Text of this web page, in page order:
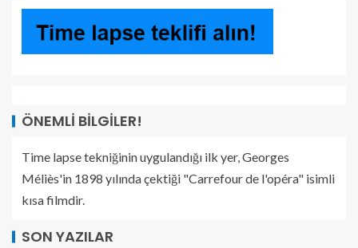
ÖNEMLI BILGILER!
Time lapse tekniğinin uygulandığı ilk yer, Georges
Méliès'in 1898 yılında çektiği "Carrefour de l'opéra" isimli
kısa filmdir.
SON YAZILAR